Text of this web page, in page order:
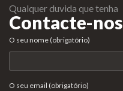
Qualquer duvida que tenha
Contacte-nos
O seu nome (obrigatório)
O seu email (obrigatório)